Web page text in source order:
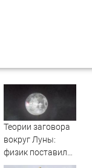
Теории заговора
вокруг Луны:
физик поставил
под сомнение